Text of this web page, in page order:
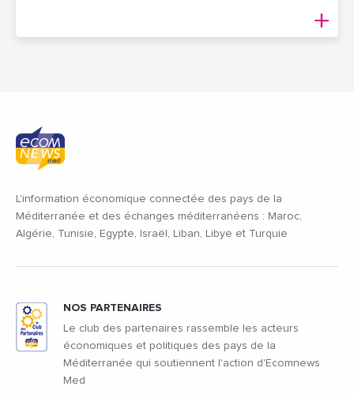
L'information économique connectée des pays de la
Méditerranée et des échanges méditerranéens : Maroc,
Algérie, Tunisie, Egypte, Israël, Liban, Libye et Turquie
NOS PARTENAIRES
Le club des partenaires rassemble les acteurs
économiques et politiques des pays de la
Méditerranée qui soutiennent l'action d'Ecomnews
Med